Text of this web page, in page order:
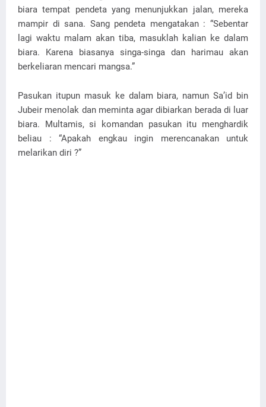
biara tempat pendeta yang menunjukkan jalan, mereka
mampir di sana. Sang pendeta mengatakan : “Sebentar
lagi waktu malam akan tiba, masuklah kalian ke dalam
biara. Karena biasanya singa-singa dan harimau akan
berkeliaran mencari mangsa.”
Pasukan itupun masuk ke dalam biara, namun Sa’id bin
Jubeir menolak dan meminta agar dibiarkan berada di luar
biara. Multamis, si komandan pasukan itu menghardik
beliau : “Apakah engkau ingin merencanakan untuk
melarikan diri ?”